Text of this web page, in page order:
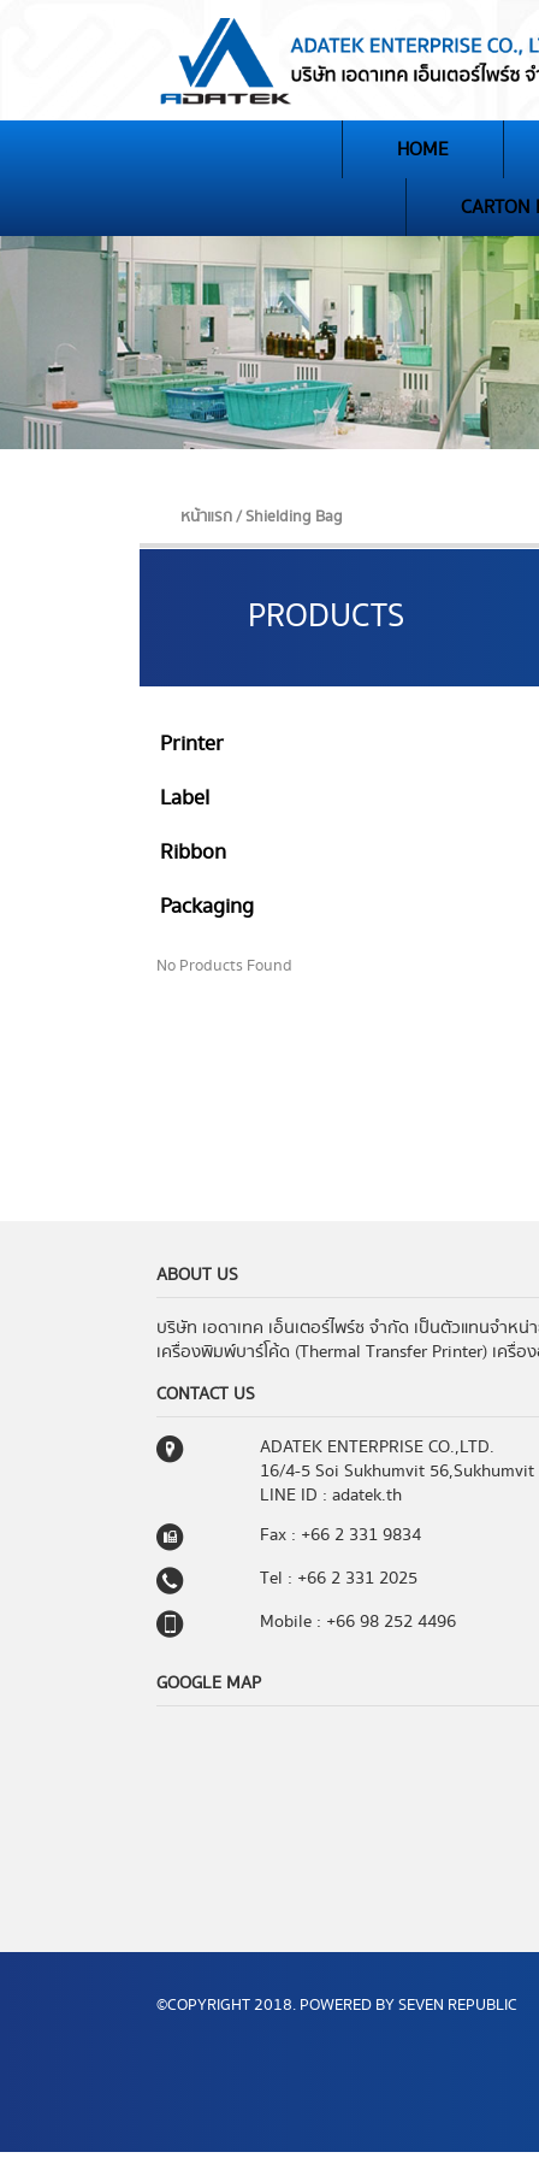
HOME
CARTON
หน้าแรก / Shielding Bag
PRODUCTS
Printer
Label
Ribbon
Packaging
No Products Found
ABOUT US
บริษัท เอดาเทค เอ็นเตอร์ไพร์ซ จำกัด เป็นตัวแทนจำ
เครื่องพิมพ์บาร์โค้ด (Thermal Transfer Printer) เครื่อ
CONTACT US
ADATEK ENTERPRISE CO.,LTD.
16/4-5 Soi Sukhumvit
LINE ID : adatek.th
Fax : +66 2 331 9834
Tel : +66 2 331 2025
Mobile : +66 98 252 4496
GOOGLE MAP
©COPYRIGHT 2018. POWERED BY SEVEN REPUBLIC